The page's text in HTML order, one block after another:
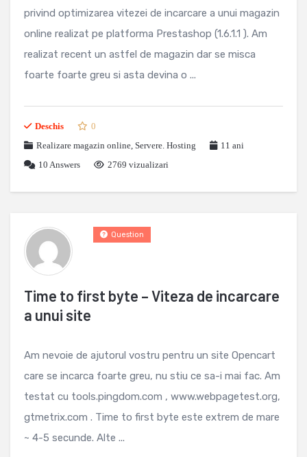
privind optimizarea vitezei de incarcare a unui magazin
online realizat pe platforma Prestashop (1.6.1.1 ). Am
realizat recent un astfel de magazin dar se misca
foarte foarte greu si asta devina o ...
Deschis
0
Realizare magazin online, Servere. Hosting
11 ani
10 Answers 2769 vizualizari
Time to first byte – Viteza de incarcare
a unui site
Question
Am nevoie de ajutorul vostru pentru un site Opencart
care se incarca foarte greu, nu stiu ce sa-i mai fac. Am
testat cu tools.pingdom.com , www.webpagetest.org,
gtmetrix.com . Time to first byte este extrem de mare
~ 4-5 secunde. Alte ...